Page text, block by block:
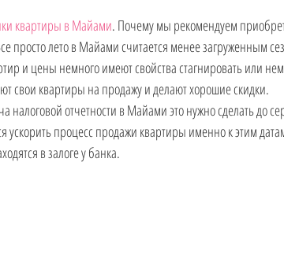
квартиры в Майами. Почему мы рекомендуем
просто лето в Майами считается менее загруженным
и цены немного имеют свойства стагнировать или
свои квартиры на продажу и делают хорошие скидки.
налоговой отчетности в Майами это нужно сделать до
ускорить процесс продажи квартиры именно к этим
в залоге у банка.